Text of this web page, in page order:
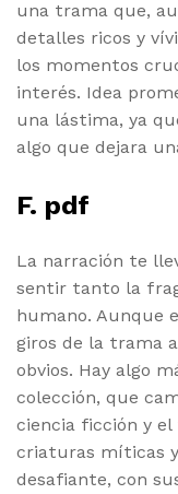
una trama que,
detalles ricos y
los momentos
interés. Idea
una lástima, ya
algo que dejara
F. pdf
La narración te
sentir tanto la
humano. Aunque
giros de la trama
obvios. Hay algo
colección, que
ciencia ficción y el
criaturas míticas
desafiante, con